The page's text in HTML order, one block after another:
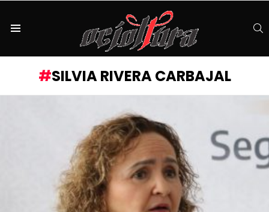
SILVIA RIVERA CARBAJAL